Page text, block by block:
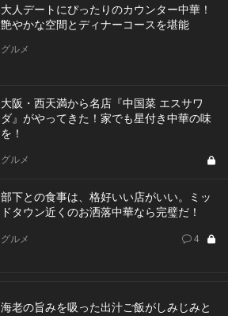
大人デートにぴったりのカウンター中華！
艶やかな空間とディナーコースを堪能
グルメ
大阪・西天満から名店『中国菜 エスサワ
ダ』がやってきた！家でも星付き中華の味
を！
グルメ
部下との食事は、格好いい店がいい。ミッ
ドタウン近くのお洒落中華なら完璧だ！
グルメ 4
海老の旨みを吸った出汁ご飯がしみじみと